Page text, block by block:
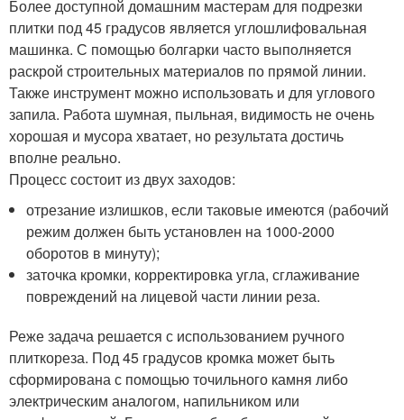
Более доступной домашним мастерам для подрезки
плитки под 45 градусов является углошлифовальная
машинка. С помощью болгарки часто выполняется
раскрой строительных материалов по прямой линии.
Также инструмент можно использовать и для углового
запила. Работа шумная, пыльная, видимость не очень
хорошая и мусора хватает, но результата достичь
вполне реально.
Процесс состоит из двух заходов:
отрезание излишков, если таковые имеются (рабочий
режим должен быть установлен на 1000-2000
оборотов в минуту);
заточка кромки, корректировка угла, сглаживание
повреждений на лицевой части линии реза.
Реже задача решается с использованием ручного
плиткореза. Под 45 градусов кромка может быть
сформирована с помощью точильного камня либо
электрическим аналогом, напильником или